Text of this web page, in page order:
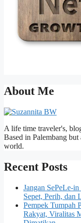
About Me
A life time traveler's,
Based in Palembang
world.
Recent Posts
Jangan SePeLe-
Sepet, Perih, dan
Pempek Tumpah
Rakyat, Viralitas